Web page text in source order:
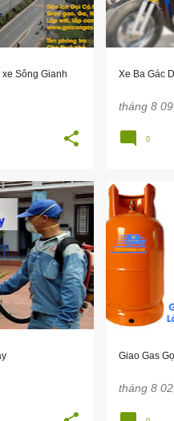
Sông Gianh Xe Ba Gác
tháng 8
0
+
Giao Gas
tháng 8
GIAO